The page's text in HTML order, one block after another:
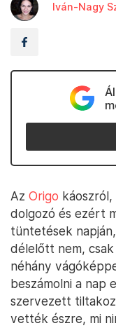
Iván-Nagy
Az Origo
dolgozó és ezért
tüntetések
délelőtt nem,
néhány
beszámolni a nap
szervezett
vették észre, mi